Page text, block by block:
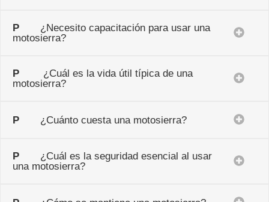
P ¿Necesito capacitación para usar una
motosierra?
P ¿Cuál es la vida útil típica de una
motosierra?
P ¿Cuánto cuesta una motosierra?
P ¿Cuál es la seguridad esencial al usar
una motosierra?